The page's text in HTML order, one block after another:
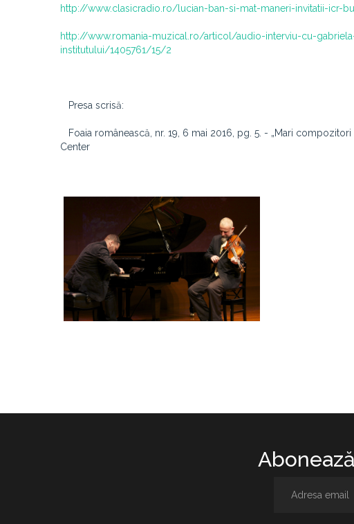
http://www.clasicradio.ro/lucian-ban-si-mat-maneri-invitatii-icr-
http://www.romania-muzical.ro/articol/audio-interviu-cu-
institutului/1405761/15/2
Presa scrisă:
Foaia românească, nr. 19, 6 mai 2016, pg. 5. - „Mari compozitori
Center